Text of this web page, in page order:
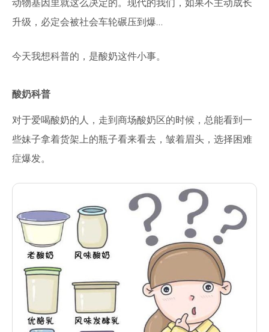
升级，必定会被社会车轮碾压到爆…
今天我想科普的，是酸奶这件小事。
酸奶科普
对于爱喝酸奶的人，走到商场酸奶区的时候，总能看到一
些妹子拿着货架上的瓶子看来看去，皱着眉头，选择困难
症爆发。